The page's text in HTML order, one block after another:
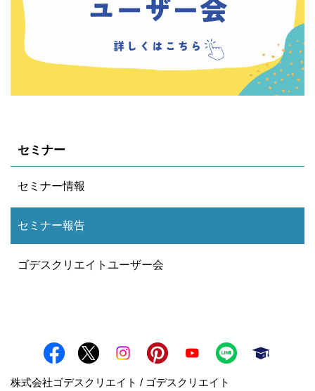
セミナー
セミナー情報
セミナー報告
ゴデスクリエイトユーザー会
株式会社ゴデスクリエイト / ゴデスクリエイト